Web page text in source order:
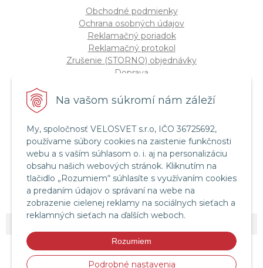
Na vašom súkromí nám záleží
My, spoločnosť VELOSVET s.r.o, IČO 36725692,
používame súbory cookies na zaistenie funkčnosti
webu a s vaším súhlasom o. i. aj na personalizáciu
obsahu našich webových stránok. Kliknutím na
tlačidlo „Rozumiem“ súhlasíte s využívaním cookies
a predaním údajov o správaní na webe na
zobrazenie cielenej reklamy na sociálnych sieťach a
reklamných sieťach na ďalších weboch.
Rozumiem
Podrobné nastavenia
Obchodné podmienky
Ochrana osobných údajov
Reklamačný poriadok
Reklamačný protokol
Zrušenie (STORNO) objednávky
Doprava
Štatút súťaže "Vianoce 2025"
Servis a služby
Servis bicyklov a elektrobicyklov
Retül Bike Fit
Instagram Velosvet
Facebook Velosvet